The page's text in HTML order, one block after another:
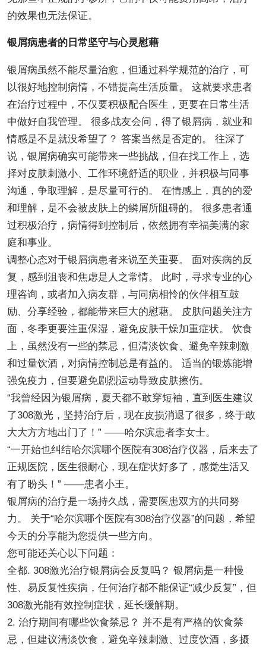
的效果也无法保证。
银屑病患者的日常坚守与心灵慰藉
银屑病虽然不能尽量治愈，但通过科学规范的治疗，可
以很好地控制病情，不错提高生活质量。 这就要求患者
在治疗过程中，不仅要积极配合医生，更要在日常生活
中做好自我管理。 很多战友会问，得了银屑病，就业和
情感是不是就没希望了？ 答案当然是否定的。 往深了
说，银屑病确实可能带来一些挑战，但在找工作上，选
择对皮肤刺激小、工作环境舒适的职业，并积极与同事
沟通，争取理解，是尽量可行的。 在情感上，真的的爱
和理解，是不会被皮肤上的鳞屑所阻碍的。 很多患者通
过积极治疗，病情得到控制后，依然拥有幸福美满的家
庭和事业。
调整心态对于银屑病患者来说至关重要。 面对疾病的反
复，感到沮丧和焦虑是人之常情。 此时，寻求专业的心
理咨询，或者加入病友群，与同病相怜的伙伴相互鼓
励、分享经验，都能带来巨大的慰藉。 皮肤问题关注方
面，冬季更要注重保湿，避免皮肤干燥加重症状。 饮食
上，虽然没有一些的禁忌，但清淡饮食、避免辛辣刺激
和过量饮酒，对病情控制总是有益的。 适当的锻炼能增
强免疫力，但要避免剧烈运动导致皮肤擦伤。
“我曾经因为银屑病，夏天都不敢穿短袖，直到医生建议
了308激光，坚持治疗后，现在皮损消退了很多，终于敢
大大方方地出门了！” ——哈尔滨患者李女士。
“一开始也纠结哈尔滨哪个医院有308治疗仪器，后来去了
正规医院，医生很耐心，现在症状好多了，感觉生活又
有了盼头！” ——患者小王。
银屑病的治疗是一场持久战，需要医患双方的共同努
力。 关于“哈尔滨哪个医院有308治疗仪器”的问题，希望
今天的分享能为您提供一些方向。
您可能还关心以下问题：
全都. 308激光治疗银屑病会反复吗？ 银屑病是一种慢
性、易反复性疾病，任何治疗都不能保证“减少反复”，但
308激光能有效控制症状，延长缓解期。
2. 治疗期间有哪些饮食禁忌？ 并不是有严格的饮食禁
忌，但建议清淡饮食，避免辛辣刺激、过度饮酒，多摄